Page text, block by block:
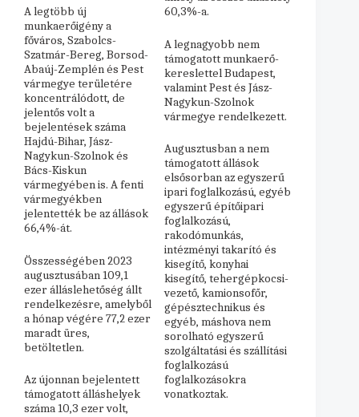
A legtöbb új
munkaerőigény a
főváros, Szabolcs-
Szatmár-Bereg, Borsod-
Abaúj-Zemplén és Pest
vármegye területére
koncentrálódott, de
jelentős volt a
bejelentések száma
Hajdú-Bihar, Jász-
Nagykun-Szolnok és
Bács-Kiskun
vármegyében is. A fenti
vármegyékben
jelentették be az állások
66,4%-át.
Összességében 2023
augusztusában 109,1
ezer álláslehetőség állt
rendelkezésre, amelyből
a hónap végére 77,2 ezer
maradt üres,
betöltetlen.
Az újonnan bejelentett
támogatott álláshelyek
száma 10,3 ezer volt,
60,3%-a.
A legnagyobb nem
támogatott munkaerő-
kereslettel Budapest,
valamint Pest és Jász-
Nagykun-Szolnok
vármegye rendelkezett.
Augusztusban a nem
támogatott állások
elsősorban az egyszerű
ipari foglalkozású, egyéb
egyszerű építőipari
foglalkozású,
rakodómunkás,
intézményi takarító és
kisegítő, konyhai
kisegítő, tehergépkocsi-
vezető, kamionsofőr,
gépésztechnikus és
egyéb, máshova nem
sorolható egyszerű
szolgáltatási és szállítási
foglalkozású
foglalkozásokra
vonatkoztak.